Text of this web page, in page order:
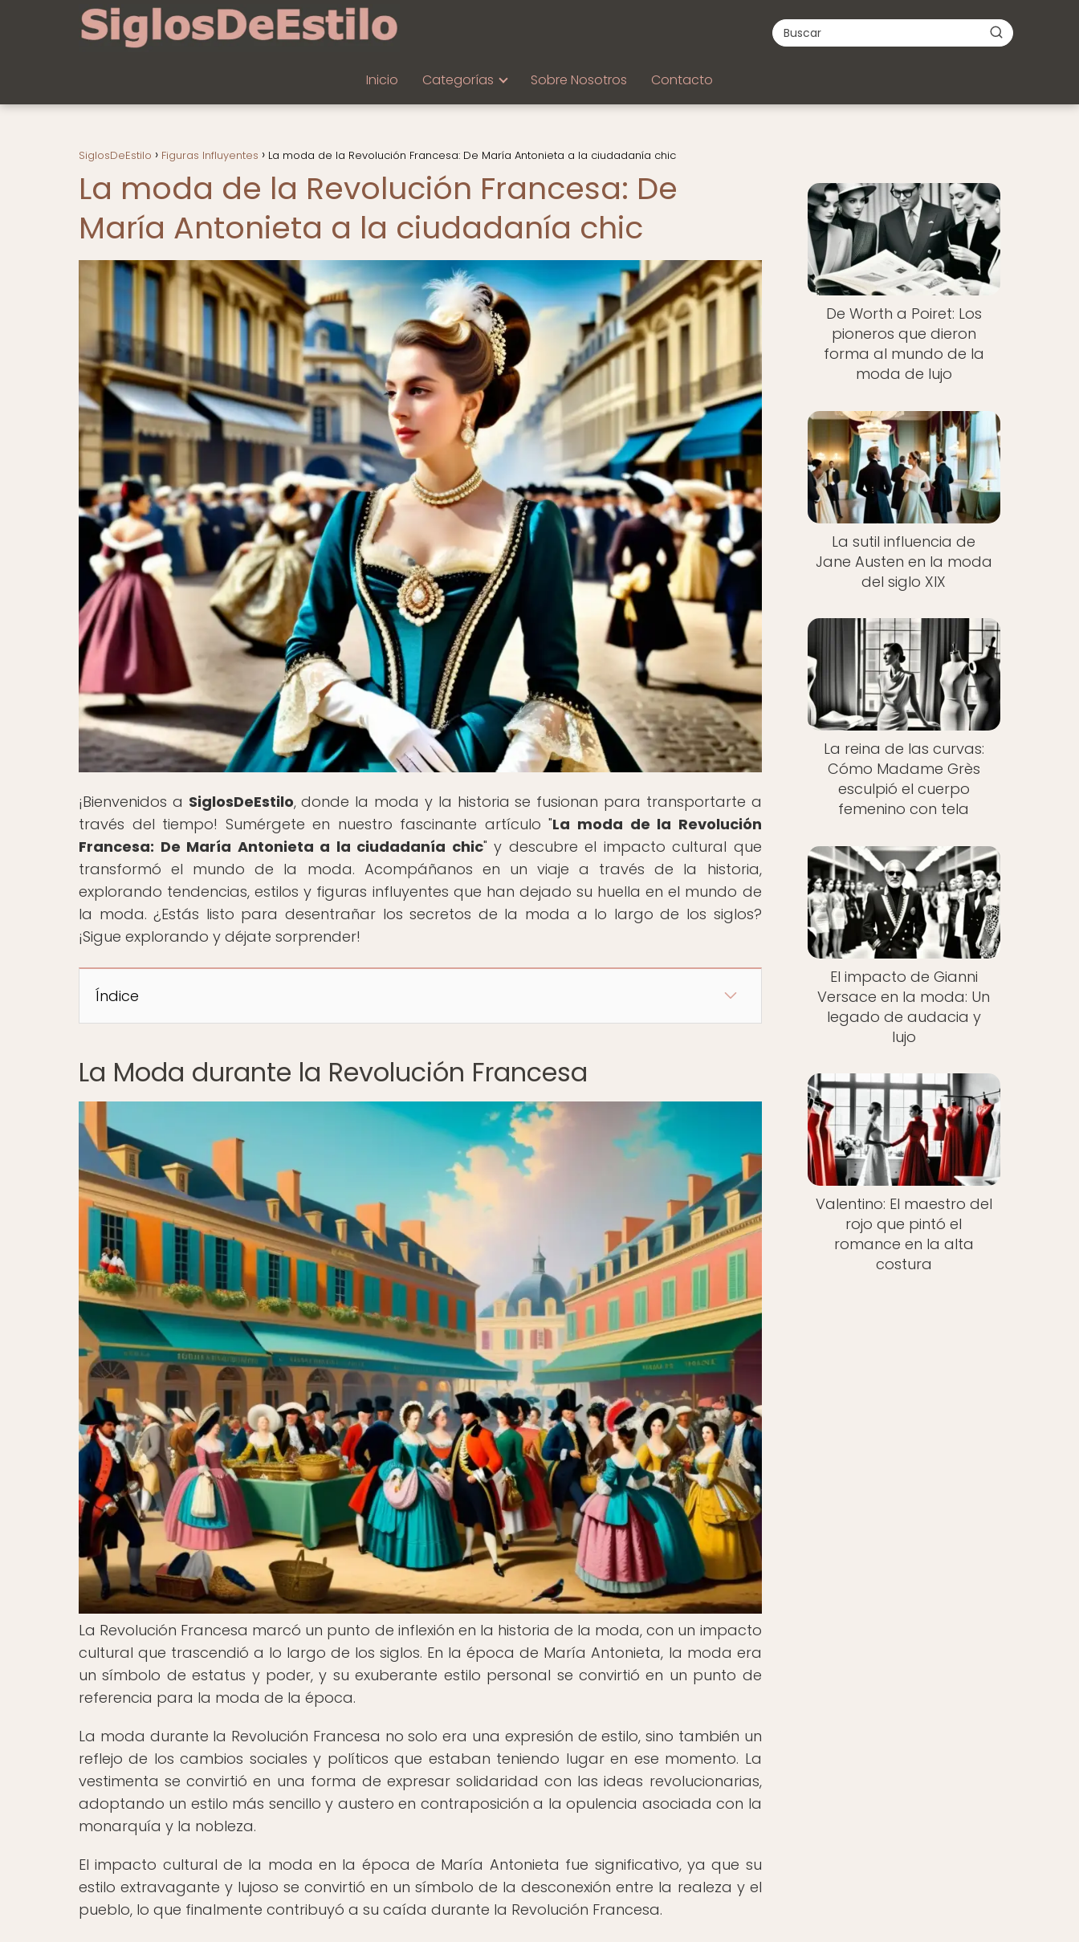
Inicio Categorías Sobre Nosotros Contacto
SiglosDeEstilo Figuras Influyentes La moda de la Revolución Francesa: De María Antonieta a la ciudadanía chic
La moda de la Revolución Francesa: De
María Antonieta a la ciudadanía chic
¡Bienvenidos a SiglosDeEstilo, donde la moda y la historia se fusionan para transportarte a
través del tiempo! Sumérgete en nuestro fascinante artículo "La moda de la Revolución
Francesa: De María Antonieta a la ciudadanía chic" y descubre el impacto cultural que
transformó el mundo de la moda. Acompáñanos en un viaje a través de la historia,
explorando tendencias, estilos y figuras influyentes que han dejado su huella en el mundo de
la moda. ¿Estás listo para desentrañar los secretos de la moda a lo largo de los siglos?
¡Sigue explorando y déjate sorprender!
Índice
La Moda durante la Revolución Francesa
La Revolución Francesa marcó un punto de inflexión en la historia de la moda, con un impacto
cultural que trascendió a lo largo de los siglos. En la época de María Antonieta, la moda era
un símbolo de estatus y poder, y su exuberante estilo personal se convirtió en un punto de
referencia para la moda de la época.
La moda durante la Revolución Francesa no solo era una expresión de estilo, sino también un
reflejo de los cambios sociales y políticos que estaban teniendo lugar en ese momento. La
vestimenta se convirtió en una forma de expresar solidaridad con las ideas revolucionarias,
adoptando un estilo más sencillo y austero en contraposición a la opulencia asociada con la
monarquía y la nobleza.
El impacto cultural de la moda en la época de María Antonieta fue significativo, ya que su
estilo extravagante y lujoso se convirtió en un símbolo de la desconexión entre la realeza y el
pueblo, lo que finalmente contribuyó a su caída durante la Revolución Francesa.
De Worth a Poiret: Los
pioneros que dieron
forma al mundo de la
moda de lujo
La sutil influencia de
Jane Austen en la moda
del siglo XIX
La reina de las curvas:
Cómo Madame Grès
esculpió el cuerpo
femenino con tela
El impacto de Gianni
Versace en la moda: Un
legado de audacia y
lujo
Valentino: El maestro del
rojo que pintó el
romance en la alta
costura